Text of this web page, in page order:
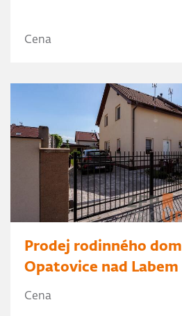
Cena
Prodej rodinného
Opatovice nad Labem
Cena